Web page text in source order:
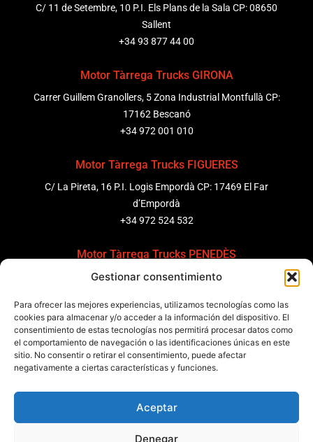
Gestionar consentimiento
Para ofrecer las mejores experiencias, utilizamos tecnologías como las
cookies para almacenar y/o acceder a la información del dispositivo. El
consentimiento de estas tecnologías nos permitirá procesar datos como
el comportamiento de navegación o las identificaciones únicas en este
sitio. No consentir o retirar el consentimiento, puede afectar
negativamente a ciertas características y funciones.
Aceptar
Denegar
C/ 11 de Setembre, 10 P.I. Els Plans de la Sala CP: 08650
Sallent
+34 93 877 44 00
Motor Tàrrega Trucks GIRONA
Carrer Guillem Granollers, 5 Zona Industrial Montfullà CP:
17162 Bescanó
+34 972 001 010
Motor Tàrrega Trucks FIGUERES
C/ La Pireta, 16 P.I. Logis Empordà CP: 17469 El Far
d’Empordà
+34 972 524 532
Motor Tàrrega Trucks PENEDÈS
C/ Ponent 8, Pol. Ind. Sant Pere Molanta, CP: 08799
+34 931 69 11 91
Motor Tàrrega Trucks BARCELONA
Zona Franca, Carrer E, s/n 08040 Barcelona, España